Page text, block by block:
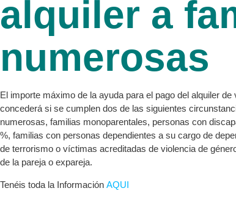
alquiler a
numerosas
El importe máximo de la ayuda para el pago del alquiler
concederá si se cumplen dos de las siguientes
numerosas, familias monoparentales, personas con
%, familias con personas dependientes a su cargo de
de terrorismo o víctimas acreditadas de violencia de
de la pareja o expareja.
Tenéis toda la Información AQUI